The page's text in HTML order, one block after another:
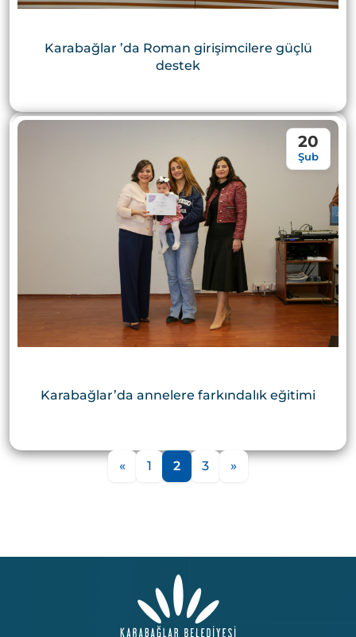
Karabağlar ’da Roman girişimcilere güçlü
destek
20
Şub
Karabağlar’da annelere farkındalık eğitimi
« 1 2 3 »